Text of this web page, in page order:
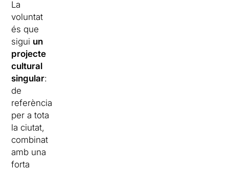
La
voluntat
és que
sigui un
projecte
cultural
singular:
de
referència
per a tota
la ciutat,
combinat
amb una
forta